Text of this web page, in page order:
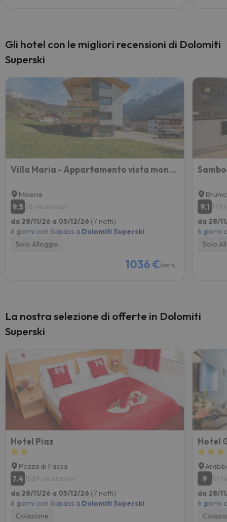
Gli hotel con le migliori recensioni di Dolomiti
Superski
Villa Maria - Appartamento vista montagna
Moena
9.5 26 recensioni
da 28/11/26 a 05/12/26 (7 notti)
6 giorni con Skipass a Dolomiti Superski
Solo Alloggio
1036 €/pers.
9.1 178
da 28/
6 giorni
Solo
La nostra selezione di offerte in Dolomiti
Superski
Hotel Piaz
Pozza di Fassa
7.4 1529 recensioni
da 28/11/26 a 05/12/26 (7 notti)
6 giorni con Skipass a Dolomiti Superski
Colazione
Hotel
9
111
da 28/
6 giorni